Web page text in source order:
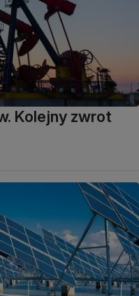
Kolejny zwrot